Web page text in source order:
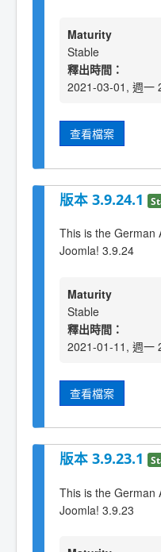
Maturity
Stable
釋出時間：
2021-03-01, 週一
查看檔案
版本 3.9.24.1
This is the German
Joomla! 3.9.24
Maturity
Stable
釋出時間：
2021-01-11, 週一
查看檔案
版本 3.9.23.1
This is the German
Joomla! 3.9.23